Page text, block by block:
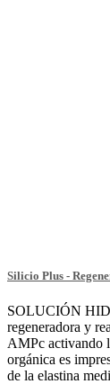
Silicio Plus -
SOLUCIÓN
regeneradora y
AMPc activando
orgánica es
de la elastina